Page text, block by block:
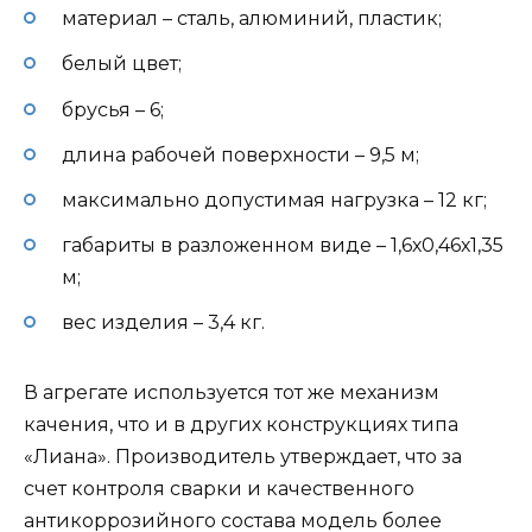
материал – сталь, алюминий, пластик;
белый цвет;
брусья – 6;
длина рабочей поверхности – 9,5 м;
максимально допустимая нагрузка – 12 кг;
габариты в разложенном виде – 1,6х0,46х1,35
м;
вес изделия – 3,4 кг.
В агрегате используется тот же механизм
качения, что и в других конструкциях типа
«Лиана». Производитель утверждает, что за
счет контроля сварки и качественного
антикоррозийного состава модель более